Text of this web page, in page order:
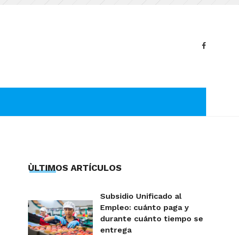
ÙLTIMOS ARTÍCULOS
Subsidio Unificado al
Empleo: cuánto paga y
durante cuánto tiempo se
entrega